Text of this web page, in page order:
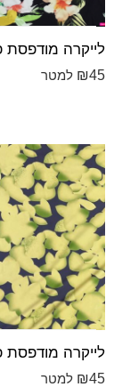
₪45 למטר
₪45 למטר